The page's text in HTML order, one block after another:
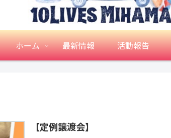
ホーム 最新情報 活動報告
【定例譲渡会】